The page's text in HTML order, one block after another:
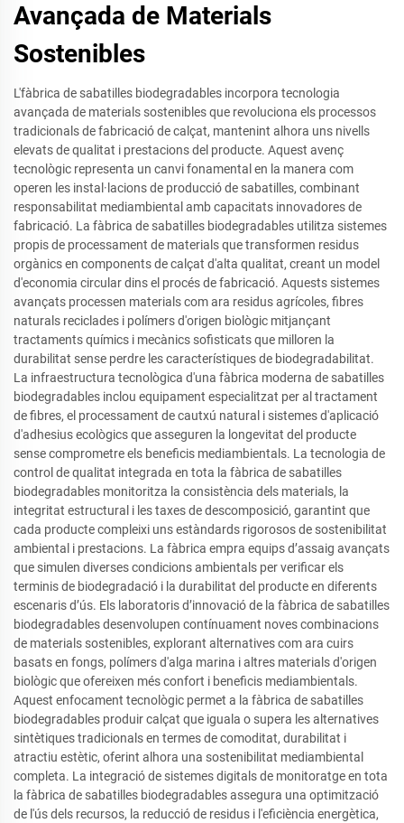
Avançada de Materials
Sostenibles
L'fàbrica de sabatilles biodegradables incorpora tecnologia
avançada de materials sostenibles que revoluciona els processos
tradicionals de fabricació de calçat, mantenint alhora uns nivells
elevats de qualitat i prestacions del producte. Aquest avenç
tecnològic representa un canvi fonamental en la manera com
operen les instal·lacions de producció de sabatilles, combinant
responsabilitat mediambiental amb capacitats innovadores de
fabricació. La fàbrica de sabatilles biodegradables utilitza sistemes
propis de processament de materials que transformen residus
orgànics en components de calçat d'alta qualitat, creant un model
d'economia circular dins el procés de fabricació. Aquests sistemes
avançats processen materials com ara residus agrícoles, fibres
naturals reciclades i polímers d'origen biològic mitjançant
tractaments químics i mecànics sofisticats que milloren la
durabilitat sense perdre les característiques de biodegradabilitat.
La infraestructura tecnològica d'una fàbrica moderna de sabatilles
biodegradables inclou equipament especialitzat per al tractament
de fibres, el processament de cautxú natural i sistemes d'aplicació
d'adhesius ecològics que asseguren la longevitat del producte
sense comprometre els beneficis mediambientals. La tecnologia de
control de qualitat integrada en tota la fàbrica de sabatilles
biodegradables monitoritza la consistència dels materials, la
integritat estructural i les taxes de descomposició, garantint que
cada producte compleixi uns estàndards rigorosos de sostenibilitat
ambiental i prestacions. La fàbrica empra equips d’assaig avançats
que simulen diverses condicions ambientals per verificar els
terminis de biodegradació i la durabilitat del producte en diferents
escenaris d’ús. Els laboratoris d’innovació de la fàbrica de sabatilles
biodegradables desenvolupen contínuament noves combinacions
de materials sostenibles, explorant alternatives com ara cuirs
basats en fongs, polímers d'alga marina i altres materials d'origen
biològic que ofereixen més confort i beneficis mediambientals.
Aquest enfocament tecnològic permet a la fàbrica de sabatilles
biodegradables produir calçat que iguala o supera les alternatives
sintètiques tradicionals en termes de comoditat, durabilitat i
atractiu estètic, oferint alhora una sostenibilitat mediambiental
completa. La integració de sistemes digitals de monitoratge en tota
la fàbrica de sabatilles biodegradables assegura una optimització
de l'ús dels recursos, la reducció de residus i l'eficiència energètica,